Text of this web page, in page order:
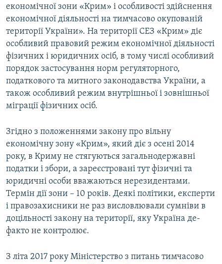
економічної зони «Крим» і особливості здійснення
економічної діяльності на тимчасово окупованій
території України». На території СЕЗ «Крим» діє
особливий правовий режим економічної діяльності
фізичних і юридичних осіб, в тому числі особливий
порядок застосування норм регуляторного,
податкового та митного законодавства України, а
також особливий режим внутрішньої і зовнішньої
міграції фізичних осіб.
Згідно з положеннями закону про вільну
економічну зону «Крим», який діє з осені 2014
року, в Криму не стягуються загальнодержавні
податки і збори, а зареєстровані тут фізичні та
юридичні особи вважаються нерезидентами.
Термін дії зони – 10 років. Деякі політики, експерти
і правозахисники не раз висловлювали сумніви в
доцільності закону на території, яку Україна де-
факто не контролює.
З літа 2017 року Міністерство з питань тимчасово